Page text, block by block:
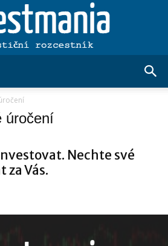
úročení
Nechte své
za Vás.